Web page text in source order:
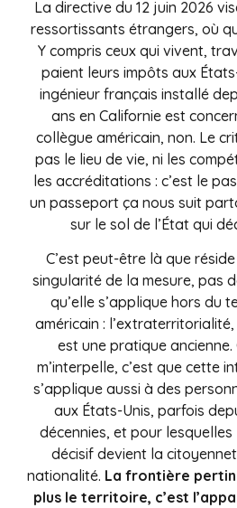
La directive du 12 juin 2026
ressortissants étrangers, où
Y compris ceux qui vivent,
paient leurs impôts aux
ingénieur français installé
ans en Californie est
collègue américain, non. Le
pas le lieu de vie, ni les
les accréditations : c’est le
un passeport ça nous suit
sur le sol de l’État qui
C’est peut-être là que
singularité de la mesure, pas
qu’elle s’applique hors du
américain : l’extraterritorialité,
est une pratique ancienne.
m’interpelle, c’est que cette
s’applique aussi à des
aux États-Unis, parfois
décennies, et pour lesquelles
décisif devient la
nationalité. La frontière
plus le territoire, c’est